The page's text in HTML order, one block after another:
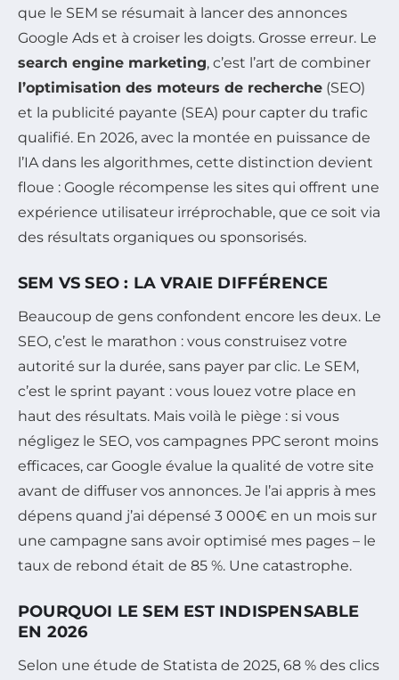
que le SEM se résumait à lancer des annonces
Google Ads et à croiser les doigts. Grosse erreur. Le
search engine marketing, c’est l’art de combiner
l’optimisation des moteurs de recherche (SEO)
et la publicité payante (SEA) pour capter du trafic
qualifié. En 2026, avec la montée en puissance de
l’IA dans les algorithmes, cette distinction devient
floue : Google récompense les sites qui offrent une
expérience utilisateur irréprochable, que ce soit via
des résultats organiques ou sponsorisés.
SEM VS SEO : LA VRAIE DIFFÉRENCE
Beaucoup de gens confondent encore les deux. Le
SEO, c’est le marathon : vous construisez votre
autorité sur la durée, sans payer par clic. Le SEM,
c’est le sprint payant : vous louez votre place en
haut des résultats. Mais voilà le piège : si vous
négligez le SEO, vos campagnes PPC seront moins
efficaces, car Google évalue la qualité de votre site
avant de diffuser vos annonces. Je l’ai appris à mes
dépens quand j’ai dépensé 3 000€ en un mois sur
une campagne sans avoir optimisé mes pages – le
taux de rebond était de 85 %. Une catastrophe.
POURQUOI LE SEM EST INDISPENSABLE
EN 2026
Selon une étude de Statista de 2025, 68 % des clics